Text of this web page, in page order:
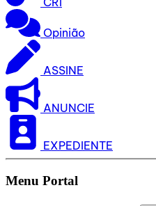
Opinião
ASSINE
ANUNCIE
EXPEDIENTE
Menu Portal